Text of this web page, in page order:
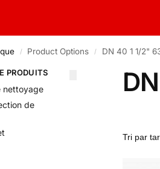
/ Product Options / DN 40 1 1/2"
PRODUITS
nettoyage
de